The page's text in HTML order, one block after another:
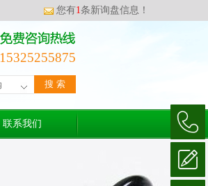
您有1条新询盘信息！
15325255875
联系我们